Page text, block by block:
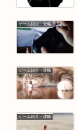
ゲーム紹介・攻略
ゲーム紹介・攻略
ゲーム紹介・攻略